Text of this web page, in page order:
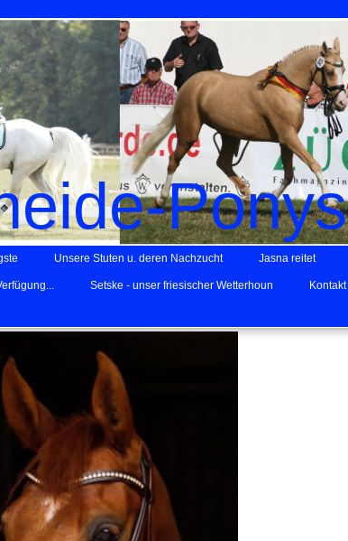
Ponys
Unsere Stuten u. deren Nachzucht Jasna reitet
Setske - unser friesischer Wetterhoun Kontakt